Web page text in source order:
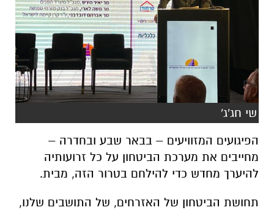
שי חג'ג'
הפיגועים המזוויעים – בבאר שבע ובחדרה –
מחייבים את מערכת הביטחון על כל זרועותיה
להיערך מחדש כדי להילחם בטרור הזה, מבית.
תחושת הביטחון של האזרחים, של התושבים שלנו,